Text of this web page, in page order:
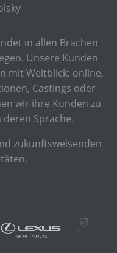
in allen Brachen
Unsere Kunden
mit Weitblick: online,
Castings oder
wir ihre Kunden zu
Sprache.
zukunftsweisenden